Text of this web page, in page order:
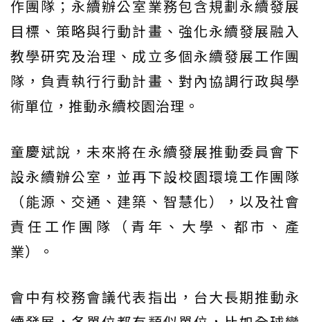
作團隊；永續辦公室業務包含規劃永續發展
目標、策略與行動計畫、強化永續發展融入
教學研究及治理、成立多個永續發展工作團
隊，負責執行行動計畫、對內協調行政與學
術單位，推動永續校園治理。
童慶斌說，未來將在永續發展推動委員會下
設永續辦公室，並再下設校園環境工作團隊
（能源、交通、建築、智慧化），以及社會
責任工作團隊（青年、大學、都市、產
業）。
會中有校務會議代表指出，台大長期推動永